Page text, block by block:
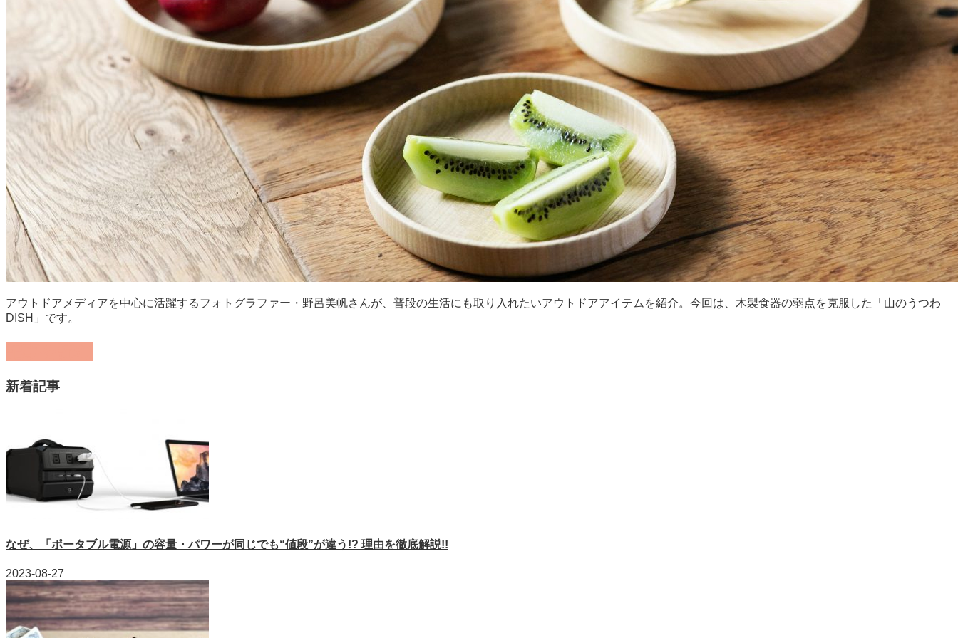
アウトドアメディアを中心に活躍するフォトグラファー・野呂美帆さんが、普段の生活にも取り入れたいアウトドアアイテムを紹介。今回は、木製食器の弱点を克服した「山のうつわ
DISH」です。
新着記事
なぜ、「ポータブル電源」の容量・パワーが同じでも“値段”が違う!? 理由を徹底解説!!
2023-08-27